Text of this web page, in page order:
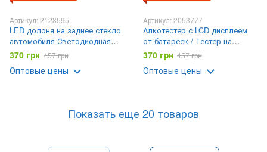
Артикул: 2128595
LED долоня на заднее стекло
автомобиля Светодиодная
рука от батареек
370 грн 457 грн
Оптовые цены
Артикул: 2053777
Алкотестер с LCD дисплеем
от батареек / Тестер на
алкоголь / Алкометр /
Алкотестер портативный
370 грн 457 грн
Оптовые цены
Показать еще 20 товаров